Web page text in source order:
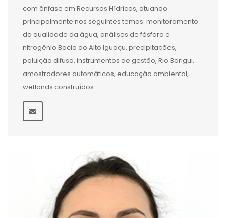
com ênfase em Recursos Hídricos, atuando
principalmente nos seguintes temas: monitoramento
da qualidade da água, análises de fósforo e
nitrogênio Bacia do Alto Iguaçu, precipitações,
poluição difusa, instrumentos de gestão, Rio Barigui,
amostradores automáticos, educação ambiental,
wetlands construídos.